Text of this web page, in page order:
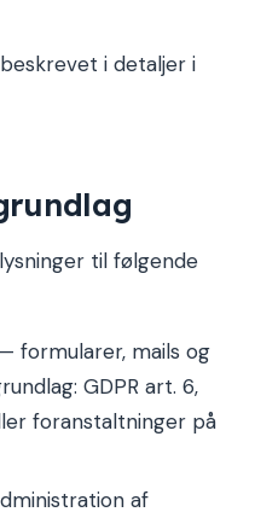
i detaljer i
til følgende
— formularer, mails og
GDPR art. 6,
foranstaltninger på
af